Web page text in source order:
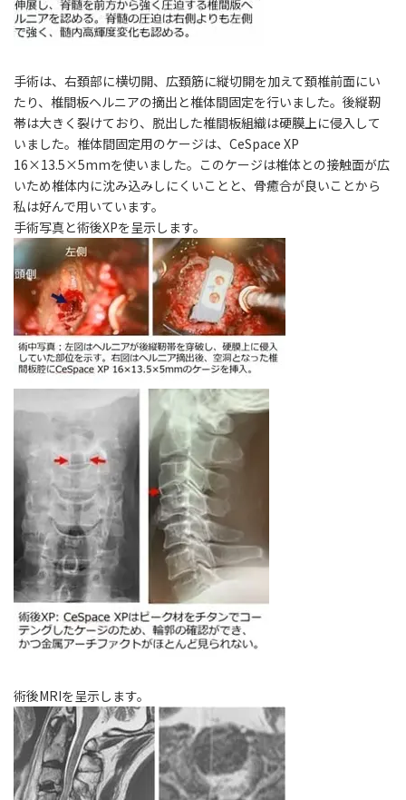
手術は、右頚部に横切開、広頚筋に縦切開を加えて頚椎前面にい
たり、椎間板ヘルニアの摘出と椎体間固定を行いました。後縦靭
帯は大きく裂けており、脱出した椎間板組織は硬膜上に侵入して
いました。椎体間固定用のケージは、CeSpace XP
16×13.5×5mmを使いました。このケージは椎体との接触面が広
いため椎体内に沈み込みしにくいことと、骨癒合が良いことから
私は好んで用いています。
手術写真と術後XPを呈示します。
術後MRIを呈示します。